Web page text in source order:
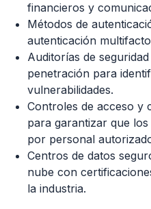
financieros y
Métodos de
autenticación
Auditorías de
penetración para
vulnerabilidades.
Controles de acceso y
para garantizar que
por personal
Centros de datos
nube con
la industria.